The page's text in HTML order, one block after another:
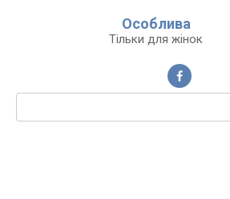
Особлива
Тільки для жінок
Пошук: